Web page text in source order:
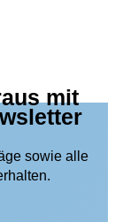
mit
sowie alle